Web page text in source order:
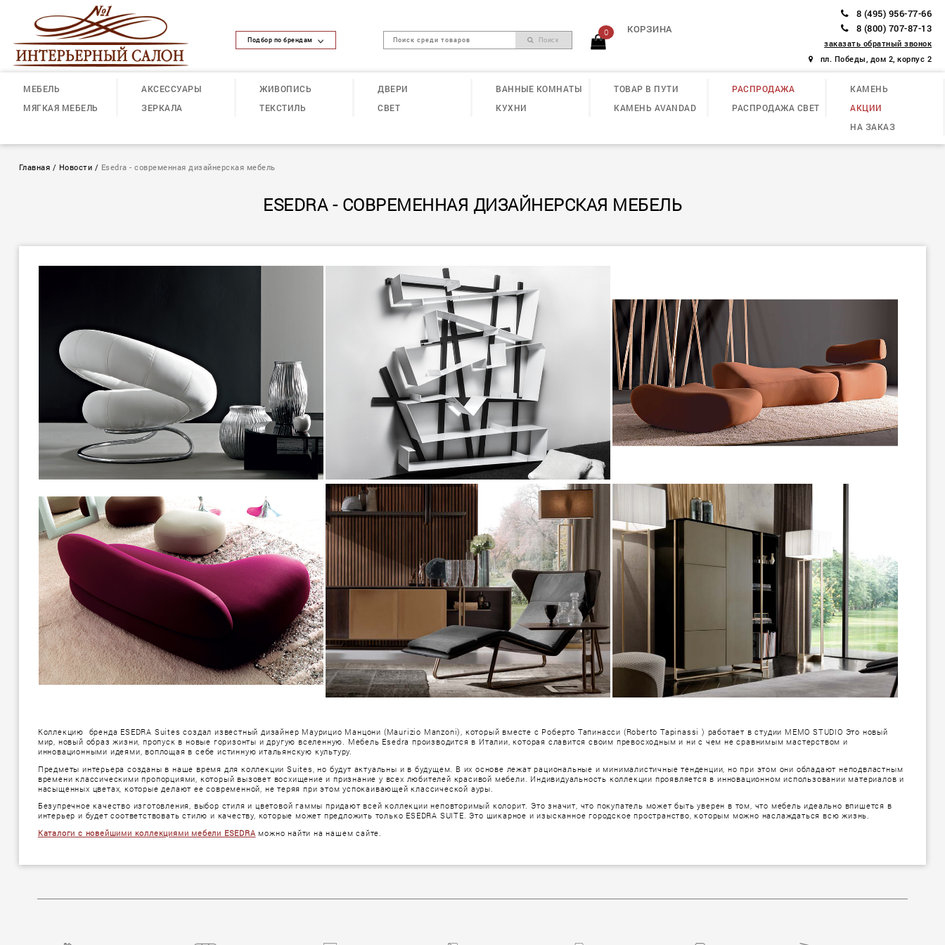
Подбор по брендам Поиск
0 КОРЗИНА
8 (495) 956-77-66
8 (800) 707-87-13
заказать обратный звонок
пл. Победы, дом 2, корпус 2
МЕБЕЛЬ
МЯГКАЯ МЕБЕЛЬ
АКСЕССУАРЫ
ЗЕРКАЛА
ЖИВОПИСЬ
ТЕКСТИЛЬ
ДВЕРИ
СВЕТ
ВАННЫЕ КОМНАТЫ
КУХНИ
ТОВАР В ПУТИ
КАМЕНЬ AVANDAD
РАСПРОДАЖА
РАСПРОДАЖА СВЕТ
КАМЕНЬ
АКЦИИ
НА ЗАКАЗ
Главная / Новости / Esedra - современная дизайнерская мебель
ESEDRA - СОВРЕМЕННАЯ ДИЗАЙНЕРСКАЯ МЕБЕЛЬ
Коллекцию бренда ESEDRA Suites создал известный дизайнер Маурицио Манцони (Maurizio Manzoni), который вместе с Роберто Тапинаccи (Roberto Tapinassi ) работает в студии MEMO STUDIO Это новый
мир, новый образ жизни, пропуск в новые горизонты и другую вселенную. Мебель Esedra производится в Италии, которая славится своим превосходным и ни с чем не сравнимым мастерством и
инновационными идеями, воплощая в себе истинную итальянскую культуру.
Предметы интерьера созданы в наше время для коллекции Suites, но будут актуальны и в будущем. В их основе лежат рациональные и минималистичные тенденции, но при этом они обладают неподвластным
времени классическими пропорциями, который вызовет восхищение и признание у всех любителей красивой мебели. Индивидуальность коллекции проявляется в инновационном использовании материалов и
насыщенных цветах, которые делают ее современной, не теряя при этом успокаивающей классической ауры.
Безупречное качество изготовления, выбор стиля и цветовой гаммы придают всей коллекции неповторимый колорит. Это значит, что покупатель может быть уверен в том, что мебель идеально впишется в
интерьер и будет соответствовать стилю и качеству, которые может предложить только ESEDRA SUITE. Это шикарное и изысканное городское пространство, которым можно наслаждаться всю жизнь.
Каталоги с новейшими коллекциями мебели ESEDRA можно найти на нашем сайте.